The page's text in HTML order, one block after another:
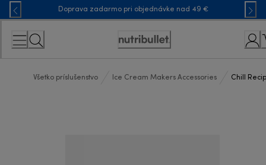
Skip
to
Content
Doprava zadarmo pri objednávke nad 49 €
Accessibility
Všetko príslušenstvo Ice Cream Makers Accessories Chill